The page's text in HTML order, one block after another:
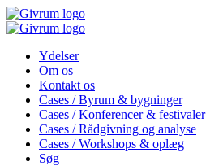
Ydelser
Om os
Kontakt os
Cases / Byrum & bygninger
Cases / Konferencer & festivaler
Cases / Rådgivning og analyse
Cases / Workshops & oplæg
Søg